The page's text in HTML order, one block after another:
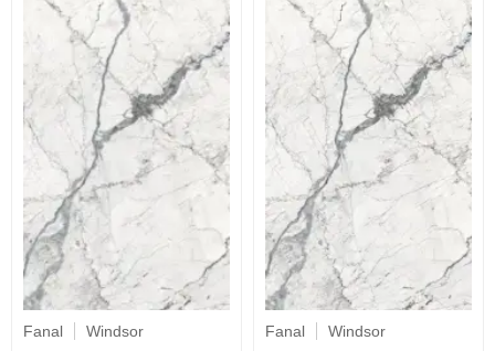
Fanal Windsor Fanal Windsor